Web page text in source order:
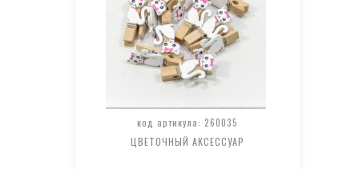
код артикула: 260035
ЦВЕТОЧНЫЙ АКСЕССУАР